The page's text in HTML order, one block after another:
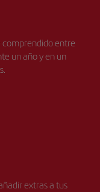
entre
un año y en un
extras a tus